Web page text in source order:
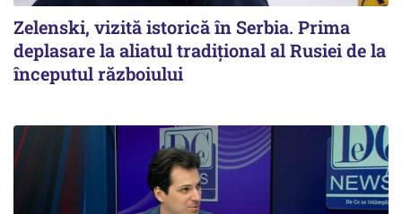
Zelenski, vizită istorică în Serbia. Prima
deplasare la aliatul tradițional al Rusiei de la
începutul războiului